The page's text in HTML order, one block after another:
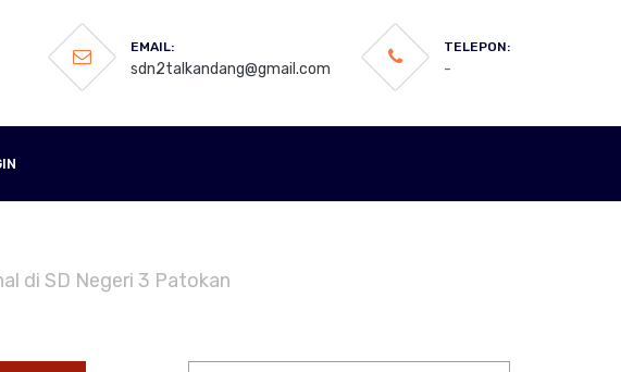
EMAIL:
sdn2talkandang@gmail.com
TELEPON:
-
di SD Negeri 3 Patokan